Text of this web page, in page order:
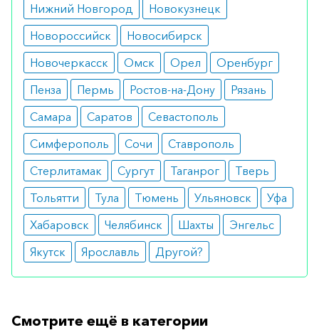
Нижний Новгород
Новокузнецк
Новороссийск
Новосибирск
Новочеркасск
Омск Орел
Оренбург
Пенза
Пермь Ростов-на-Дону
Рязань
Самара
Саратов
Севастополь
Симферополь
Сочи
Ставрополь
Стерлитамак
Сургут Таганрог
Тверь
Тольятти
Тула Тюмень Ульяновск
Уфа
Хабаровск
Челябинск Шахты
Энгельс
Якутск
Ярославль Другой?
Смотрите ещё в категории